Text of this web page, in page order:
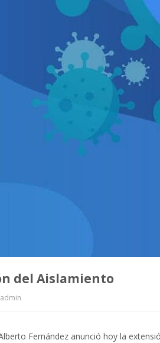
del Aislamiento
Fernández anunció hoy la